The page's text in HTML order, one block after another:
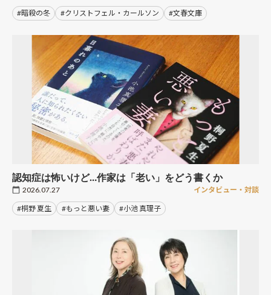
#暗殺の冬 #クリストフェル・カールソン #文春文庫
認知症は怖いけど…作家は「老い」をどう書くか
2026.07.27 インタビュー・対談
#桐野 夏生 #もっと悪い妻 #小池 真理子